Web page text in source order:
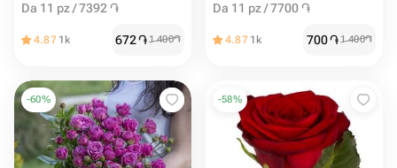
Da 11 pz / 7392 ֏
4.87 1k 672֏1 400֏
Da 11 pz / 7700 ֏
4.87 1k 700֏1 400֏
-60% -58%